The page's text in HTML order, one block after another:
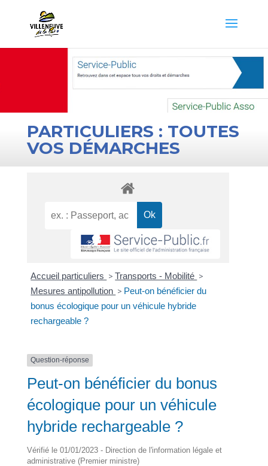
PARTICULIERS : TOUTES
VOS DÉMARCHES
Accueil particuliers > Transports - Mobilité >
Mesures antipollution > Peut-on bénéficier du
bonus écologique pour un véhicule hybride
rechargeable ?
Question-réponse
Peut-on bénéficier du bonus
écologique pour un véhicule
hybride rechargeable ?
Vérifié le 01/01/2023 - Direction de l'information légale et
administrative (Premier ministre)